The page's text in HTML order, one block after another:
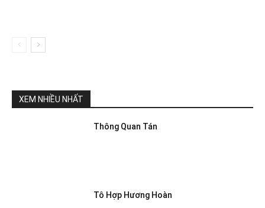
XEM NHIỀU NHẤT
Thông Quan Tán
Tô Hợp Hương Hoàn